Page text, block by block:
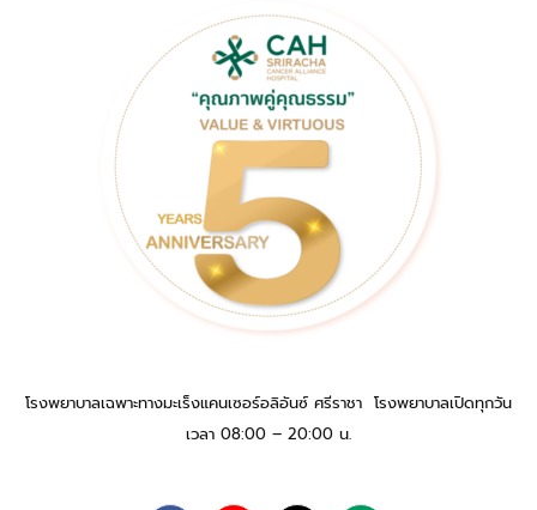
โรงพยาบาลเฉพาะทางมะเร็งแคนเซอร์อลิอันซ์ ศรีราชา โรงพยาบาลเปิดทุกวัน
เวลา 08:00 – 20:00 น.